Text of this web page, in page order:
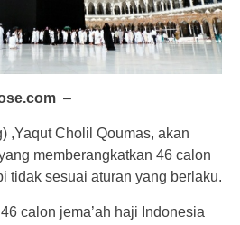
–
,Yaqut Cholil Qoumas, akan
memberangkatkan 46 calon
tidak sesuai aturan yang berlaku.
calon jema’ah haji Indonesia